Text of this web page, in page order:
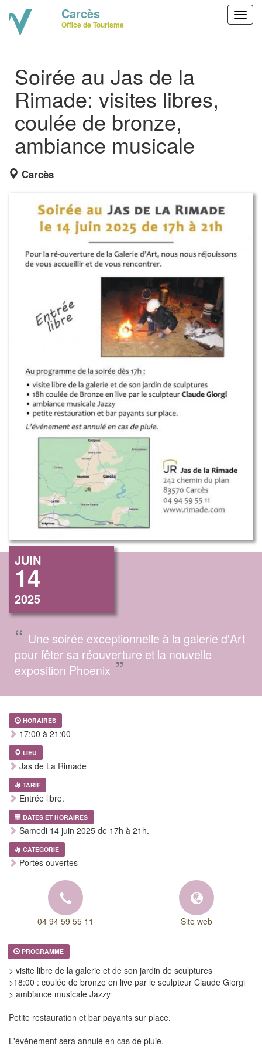
Carcès
Office de Tourisme
Soirée au Jas de la
Rimade: visites libres,
coulée de bronze,
ambiance musicale
Carcès
JUIN
14
2025
“ Une soirée exceptionnelle à la galerie d'Art
pour fêter sa réouverture et la nouvelle
exposition Phoenix ”
HORAIRES
17:00 à 21:00
LIEU
Jas de La Rimade
TARIF
Entrée libre.
DATES ET HORAIRES
Samedi 14 juin 2025 de 17h à 21h.
CATEGORIE
Portes ouvertes
04 94 59 55 11 Site web
PROGRAMME
> visite libre de la galerie et de son jardin de sculptures
>18:00 : coulée de bronze en live par le sculpteur Claude Giorgi
> ambiance musicale Jazzy
Petite restauration et bar payants sur place.
L'événement sera annulé en cas de pluie.